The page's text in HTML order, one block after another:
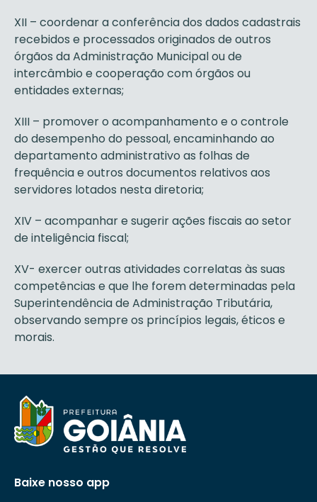
XII – coordenar a conferência dos dados cadastrais
recebidos e processados originados de outros
órgãos da Administração Municipal ou de
intercâmbio e cooperação com órgãos ou
entidades externas;
XIII – promover o acompanhamento e o controle
do desempenho do pessoal, encaminhando ao
departamento administrativo as folhas de
frequência e outros documentos relativos aos
servidores lotados nesta diretoria;
XIV – acompanhar e sugerir ações fiscais ao setor
de inteligência fiscal;
XV- exercer outras atividades correlatas às suas
competências e que lhe forem determinadas pela
Superintendência de Administração Tributária,
observando sempre os princípios legais, éticos e
morais.
Baixe nosso app